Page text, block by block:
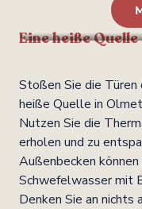
Eine heiße
Stoßen Sie die Türen
heiße Quelle in
Nutzen Sie die
erholen und zu
Außenbecken
Schwefelwasser mit
Denken Sie an nichts